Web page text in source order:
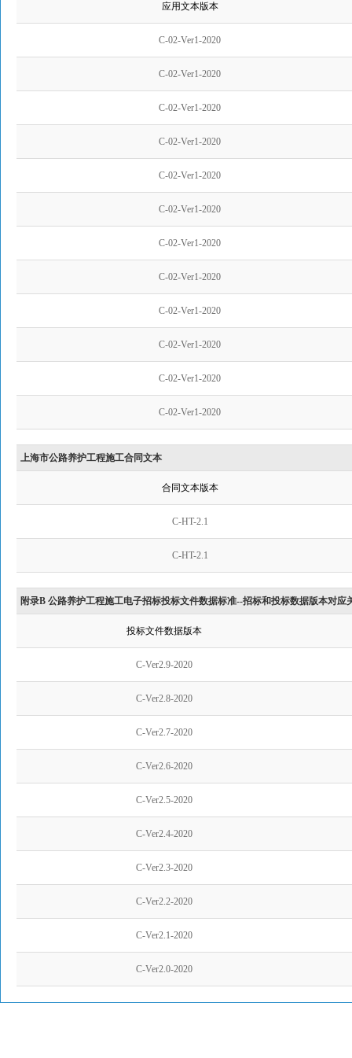
应用文本版本
C-02-Ver1-2020
C-02-Ver1-2020
C-02-Ver1-2020
C-02-Ver1-2020
C-02-Ver1-2020
C-02-Ver1-2020
C-02-Ver1-2020
C-02-Ver1-2020
C-02-Ver1-2020
C-02-Ver1-2020
C-02-Ver1-2020
C-02-Ver1-2020
上海市公路养护工程施工合同文本
合同文本版本
C-HT-2.1
C-HT-2.1
附录B 公路养护工程施工电子招标投标文件数据标准--招标和投标数据版本对应
投标文件数据版本
C-Ver2.9-2020
C-Ver2.8-2020
C-Ver2.7-2020
C-Ver2.6-2020
C-Ver2.5-2020
C-Ver2.4-2020
C-Ver2.3-2020
C-Ver2.2-2020
C-Ver2.1-2020
C-Ver2.0-2020